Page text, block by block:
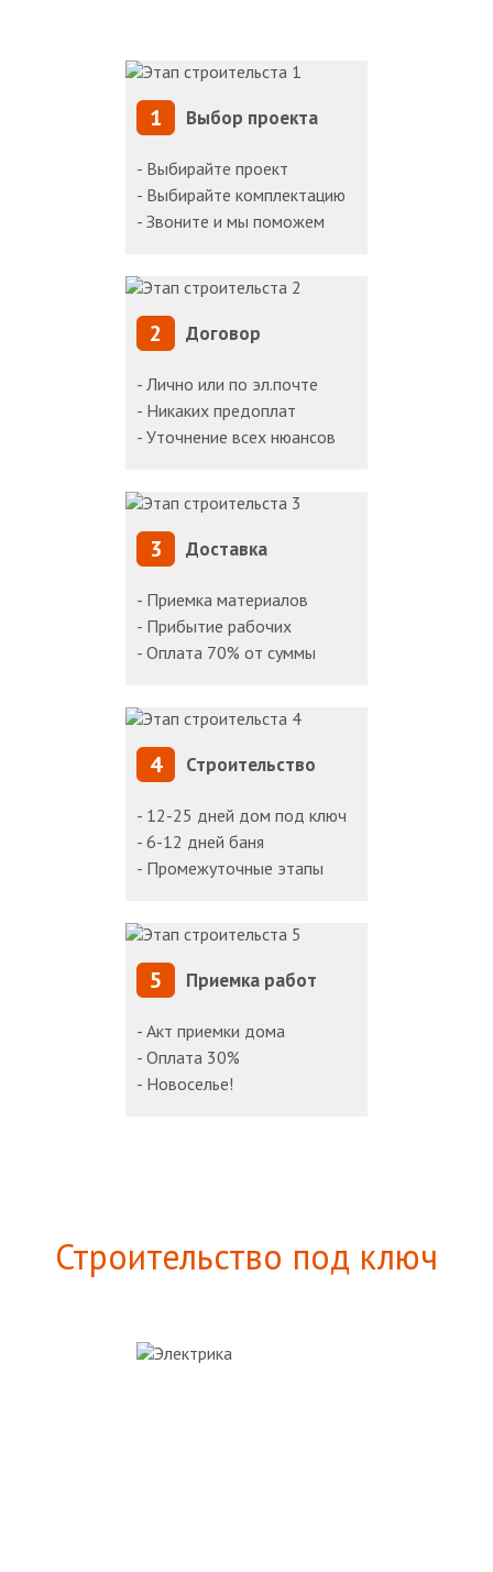
1 Выбор проекта
- Выбирайте проект
- Выбирайте комплектацию
- Звоните и мы поможем
2 Договор
- Лично или по эл.почте
- Никаких предоплат
- Уточнение всех нюансов
3 Доставка
- Приемка материалов
- Прибытие рабочих
- Оплата 70% от суммы
4 Строительство
- 12-25 дней дом под ключ
- 6-12 дней баня
- Промежуточные этапы
5 Приемка работ
- Акт приемки дома
- Оплата 30%
- Новоселье!
Строительство под ключ